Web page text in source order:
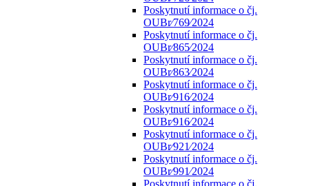
Poskytnutí informace o čj.
OUBr⁄769⁄2024
Poskytnutí informace o čj.
OUBr⁄865⁄2024
Poskytnutí informace o čj.
OUBr⁄863⁄2024
Poskytnutí informace o čj.
OUBr⁄916⁄2024
Poskytnutí informace o čj.
OUBr⁄916⁄2024
Poskytnutí informace o čj.
OUBr⁄921⁄2024
Poskytnutí informace o čj.
OUBr⁄991⁄2024
Poskytnutí informace o čj.